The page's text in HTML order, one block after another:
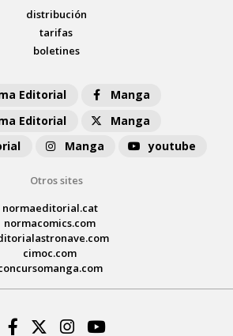
distribución
tarifas
boletines
Editorial
Manga
Editorial
Manga
Manga youtube
Otros sites
normaeditorial.cat
normacomics.com
cimoc.com
Facebook
Twitter
Instagram
Youtube